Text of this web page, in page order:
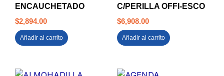
ENCAUCHETADO
$2,894.00
Añadir al carrito
C/PERILLA OFFI-ESCO
$6,908.00
Añadir al carrito